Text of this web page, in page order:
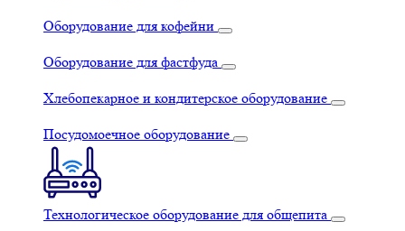
Оборудование для кофейни
Оборудование для фастфуда
Хлебопекарное и кондитерское оборудование
Посудомоечное оборудование
Технологическое оборудование для общепита